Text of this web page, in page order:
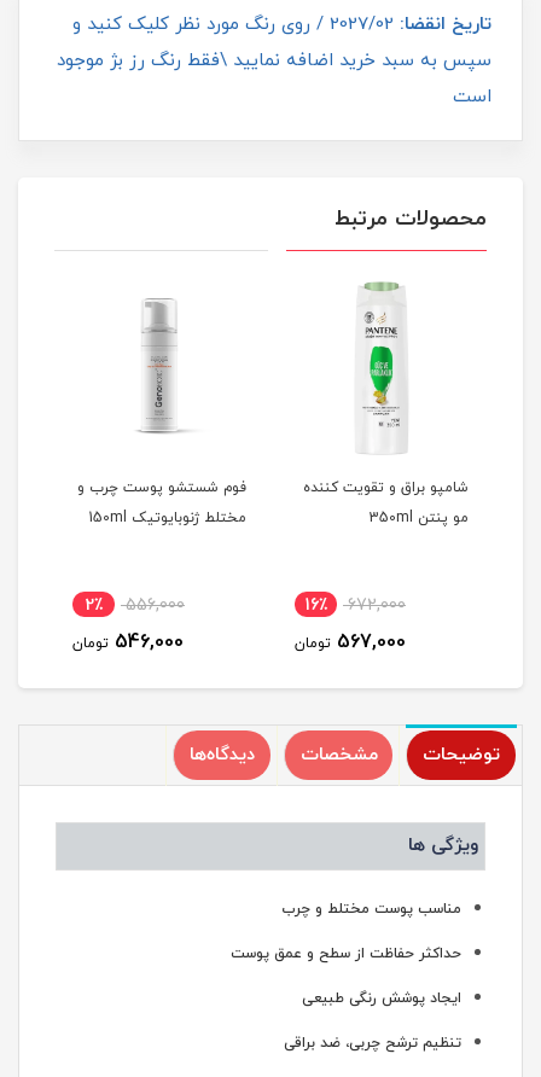
تاریخ انقضا:
2027/02 / روی رنگ مورد نظر کلیک کنید و
سپس به سبد خرید اضافه نمایید \فقط رنگ رز بژ موجود
است
محصولات مرتبط
شامپو براق و تقویت کننده
مو پنتن 350ml
672,000 16٪
567,000 تومان
فوم شستشو پوست چرب و
مختلط ژنوبایوتیک 150ml
556,000 2٪
546,000 تومان
توضیحات مشخصات دیدگاه‌ها
ویژگی ها
مناسب پوست مختلط و چرب
حداکثر حفاظت از سطح و عمق پوست
ایجاد پوشش رنگی طبیعی
تنظیم ترشح چربی، ضد براقی